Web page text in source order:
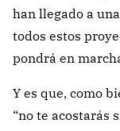
han llegado a
todos estos
pondrá en
Y es que, como
“no te acostarás